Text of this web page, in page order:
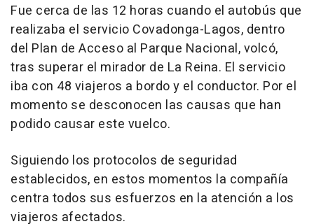
Fue cerca de las 12 horas cuando el autobús que
realizaba el servicio Covadonga-Lagos, dentro
del Plan de Acceso al Parque Nacional, volcó,
tras superar el mirador de La Reina. El servicio
iba con 48 viajeros a bordo y el conductor. Por el
momento se desconocen las causas que han
podido causar este vuelco.
Siguiendo los protocolos de seguridad
establecidos, en estos momentos la compañía
centra todos sus esfuerzos en la atención a los
viajeros afectados.